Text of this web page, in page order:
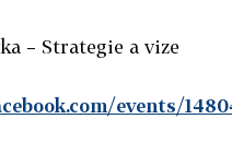
– Strategie a vize
events/